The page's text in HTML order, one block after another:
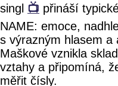
singl 📺 přináší
NAME: emoce,
s výrazným hlasem a
Maškové vznikla
vztahy a připomíná,
měřit čísly.